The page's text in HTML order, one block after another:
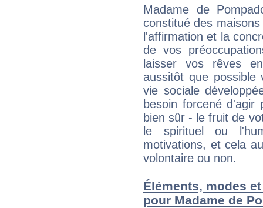
Madame de
constitué des
l'affirmation et la
de vos
laisser vos rêves
aussitôt que
vie sociale
besoin forcené
bien sûr - le fruit de
le spirituel ou
motivations, et cela
volontaire ou non.
Éléments, modes
pour Madame de